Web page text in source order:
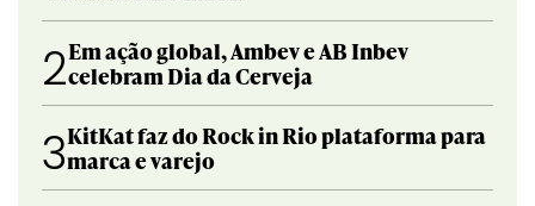
2Em ação global, Ambev e AB Inbev
celebram Dia da Cerveja
3KitKat faz do Rock in Rio plataforma para
marca e varejo